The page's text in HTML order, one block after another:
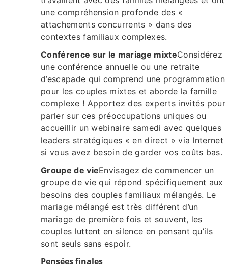
une compréhension profonde des «
attachements concurrents » dans des
contextes familiaux complexes.
Conférence sur le mariage mixteConsidérez
une conférence annuelle ou une retraite
d’escapade qui comprend une programmation
pour les couples mixtes et aborde la famille
complexe ! Apportez des experts invités pour
parler sur ces préoccupations uniques ou
accueillir un webinaire samedi avec quelques
leaders stratégiques « en direct » via Internet
si vous avez besoin de garder vos coûts bas.
Groupe de vieEnvisagez de commencer un
groupe de vie qui répond spécifiquement aux
besoins des couples familiaux mélangés. Le
mariage mélangé est très différent d’un
mariage de première fois et souvent, les
couples luttent en silence en pensant qu’ils
sont seuls sans espoir.
Pensées finales